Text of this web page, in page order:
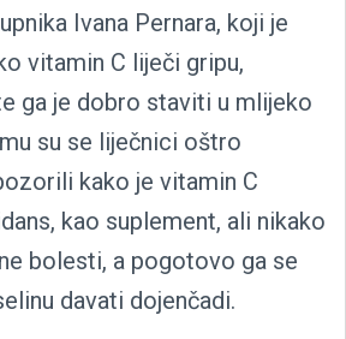
Ivana Pernara, koji je
vitamin C liječi gripu,
ga je dobro staviti u mlijeko
su se liječnici oštro
kako je vitamin C
kao suplement, ali nikako
bolesti, a pogotovo ga se
davati dojenčadi.